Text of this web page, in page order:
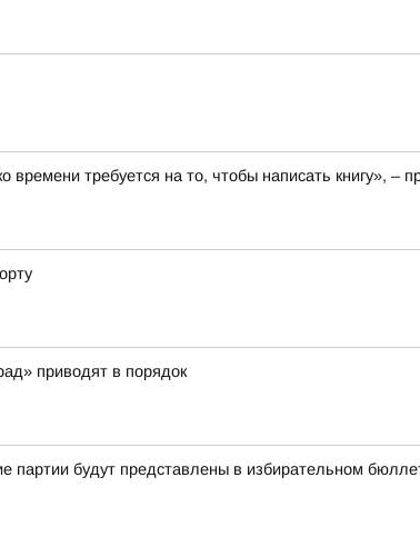
времени требуется на то, чтобы написать книгу»,
приводят в порядок
партии будут представлены в избирательном